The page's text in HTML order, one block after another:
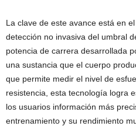
La clave de este avance está en
detección no invasiva del umbral
potencia de carrera desarrollada
una sustancia que el cuerpo
que permite medir el nivel de
resistencia, esta tecnología logra
los usuarios información más
entrenamiento y su rendimiento